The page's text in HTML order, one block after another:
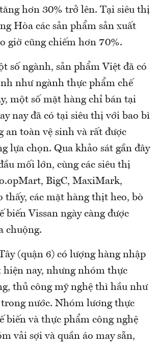
hơn 30% trở lên. Tại siêu thị
Hòa các sản phẩm sản xuất
giờ cũng chiếm hơn 70%.
số ngành, sản phẩm Việt đã có
như ngành thực phẩm chế
một số mặt hàng chỉ bán tại
nay đã có tại siêu thị với bao bì
an toàn vệ sinh và rất được
lựa chọn. Qua khảo sát gần đây
mối lớn, cùng các siêu thị
BigC, MaxiMark,
thấy, các mặt hàng thịt heo, bò
biến Vissan ngày càng được
chuộng.
(quận 6) có lượng hàng nhập
nay, nhưng nhóm thực
thủ công mỹ nghệ thì hầu như
trong nước. Nhóm lương thực
biến và thực phẩm công nghệ
vải sợi và quần áo may sẵn,